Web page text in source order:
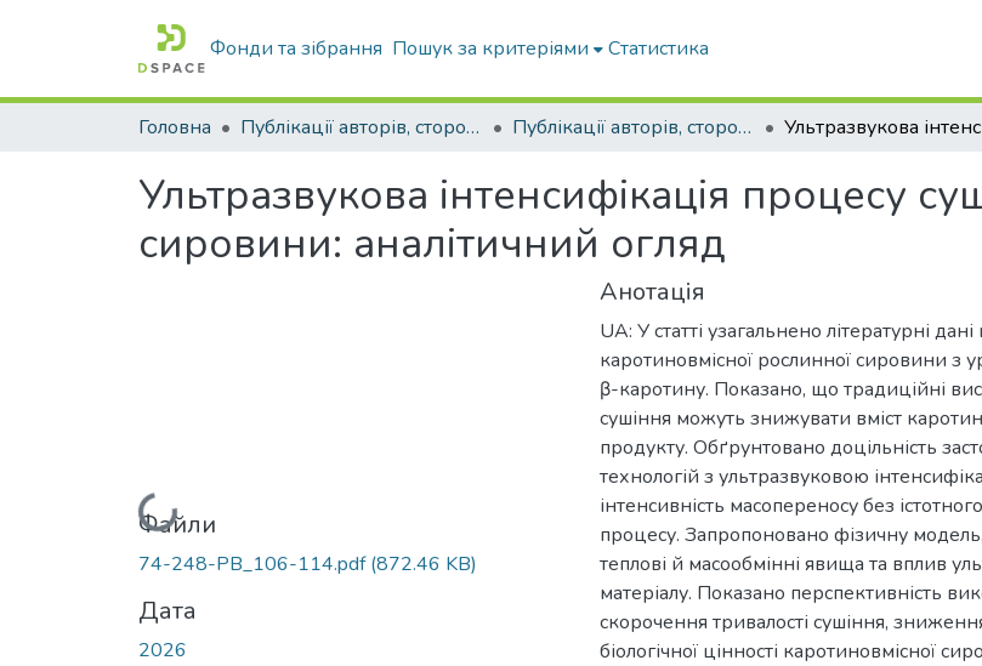
Фонди та зібрання Пошук за критеріями Статистика
Головна Публікації авторів, сторонніх університету Публікації авторів, сторонніх університету
Ультразвукова інтенсифікація процесу
сировини: аналітичний огляд
Вантажиться...
Файли
74-248-PB_106-114.pdf(872.46 KB)
Дата
2026
Анотація
UA: У статті узагальнено літературні
каротиновмісної рослинної сировини з
β-каротину. Показано, що традиційні
сушіння можуть знижувати вміст
продукту. Обґрунтовано доцільність
технологій з ультразвуковою
інтенсивність масопереносу без
процесу. Запропоновано фізичну
теплові й масообмінні явища та вплив
матеріалу. Показано перспективність
скорочення тривалості сушіння,
біологічної цінності каротиновмісної